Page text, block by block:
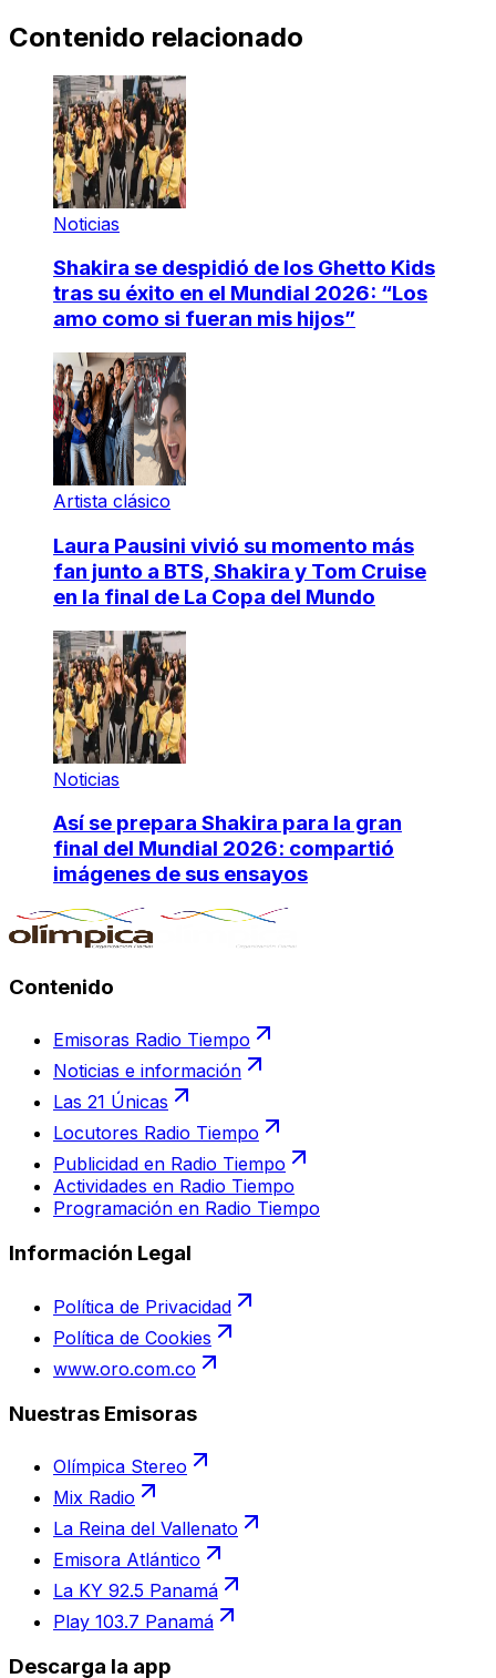
Contenido relacionado
Noticias
Shakira se despidió de los Ghetto Kids
tras su éxito en el Mundial 2026: “Los
amo como si fueran mis hijos”
Artista clásico
Laura Pausini vivió su momento más
fan junto a BTS, Shakira y Tom Cruise
en la final de La Copa del Mundo
Noticias
Así se prepara Shakira para la gran
final del Mundial 2026: compartió
imágenes de sus ensayos
Contenido
Emisoras Radio Tiempo
Noticias e información
Las 21 Únicas
Locutores Radio Tiempo
Publicidad en Radio Tiempo
Actividades en Radio Tiempo
Programación en Radio Tiempo
Información Legal
Política de Privacidad
Política de Cookies
www.oro.com.co
Nuestras Emisoras
Olímpica Stereo
Mix Radio
La Reina del Vallenato
Emisora Atlántico
La KY 92.5 Panamá
Play 103.7 Panamá
Descarga la app